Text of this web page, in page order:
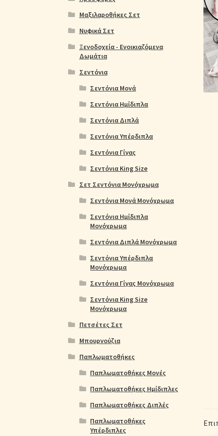
Πικέ Κουβέρτες Πολιτική cookie
Μαξιλαροθήκες Σετ
Νυφικά Σετ
Ξενοδοχεία - Ενοικιαζόμενα
Δωμάτια
Σεντόνια
Σεντόνια Μονά
Σεντόνια Ημίδιπλα
Σεντόνια Διπλά
Σεντόνια Υπέρδιπλα
Σεντόνια Γίγας
Σεντόνια King Size
Σετ Σεντόνια Μονόχρωμα
Σεντόνια Μονά Μονόχρωμα
Σεντόνια Ημίδιπλα
Μονόχρωμα
Σεντόνια Διπλά Μονόχρωμα
Σεντόνια Υπέρδιπλα
Μονόχρωμα
Σεντόνια Γίγας Μονόχρωμα
Σεντόνια King Size
Μονόχρωμα
Πετσέτες Σετ
Μπουρνούζια
Παπλωματοθήκες
Παπλωματοθήκες Μονές
Παπλωματοθήκες Ημίδιπλες
Παπλωματοθήκες Διπλές
Παπλωματοθήκες
Υπέρδιπλες